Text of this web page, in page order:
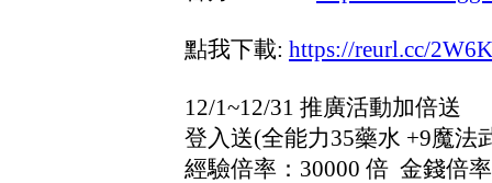
點我下載: https://reurl.cc/
12/1~12/31 推廣活動加倍送
登入送(全能力35藥水 +9魔法
經驗倍率：30000 倍 金錢倍